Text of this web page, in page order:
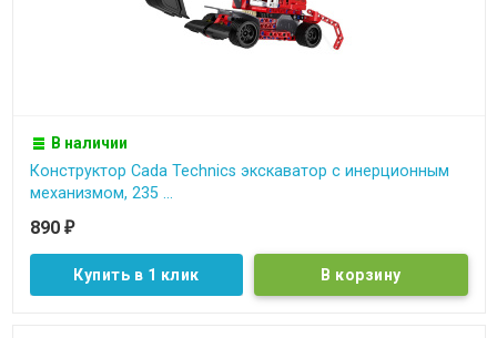
В наличии
Конструктор Cada Technics экскаватор c инерционным
механизмом, 235 ...
890 ₽
Купить в 1 клик